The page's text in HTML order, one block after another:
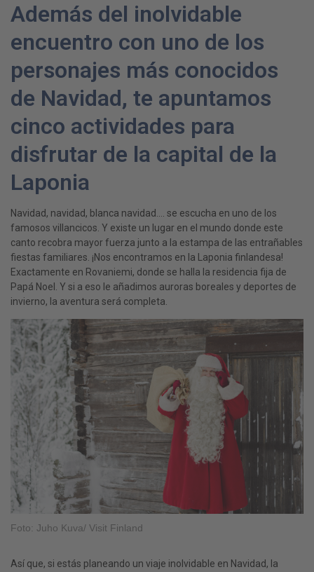
Además del inolvidable
encuentro con uno de los
personajes más conocidos
de Navidad, te apuntamos
cinco actividades para
disfrutar de la capital de la
Laponia
Navidad, navidad, blanca navidad…. se escucha en uno de los
famosos villancicos. Y existe un lugar en el mundo donde este
canto recobra mayor fuerza junto a la estampa de las entrañables
fiestas familiares. ¡Nos encontramos en la Laponia finlandesa!
Exactamente en Rovaniemi, donde se halla la residencia fija de
Papá Noel. Y si a eso le añadimos auroras boreales y deportes de
invierno, la aventura será completa.
Foto: Juho Kuva/ Visit Finland
Así que, si estás planeando un viaje inolvidable en Navidad, la